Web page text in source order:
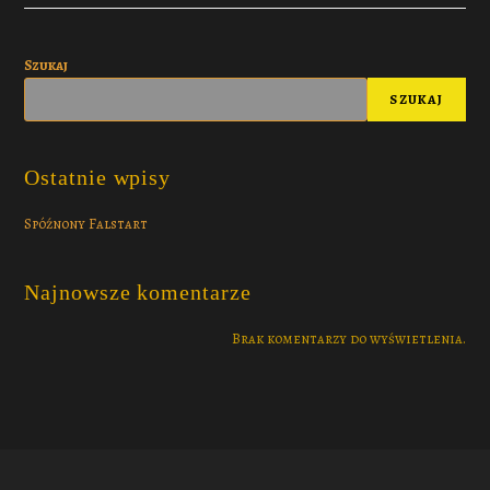
Szukaj
SZUKAJ
Ostatnie wpisy
Spóźnony Falstart
Najnowsze komentarze
Brak komentarzy do wyświetlenia.